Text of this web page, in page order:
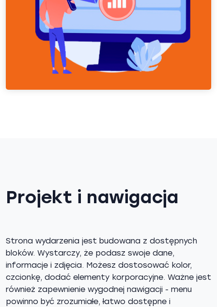
Projekt i nawigacja
Strona wydarzenia jest budowana z dostępnych
bloków. Wystarczy, że podasz swoje dane,
informacje i zdjęcia. Możesz dostosować kolor,
czcionkę, dodać elementy korporacyjne. Ważne jest
również zapewnienie wygodnej nawigacji - menu
powinno być zrozumiałe, łatwo dostępne i